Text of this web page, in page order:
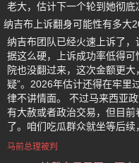
老大，估计下一个轮到她彻底
纳吉布上诉翻身可能性有多大
纳吉布团队已经火速上诉了
据这么硬，上诉成功率低得
院也没翻过来，这次金额更
疑”。2026年估计还得在牢里
律不讲情面。 不过马来西亚
有大赦或者政治交易，但目
了。咱们吃瓜群众就坐等后续
马前总理被判